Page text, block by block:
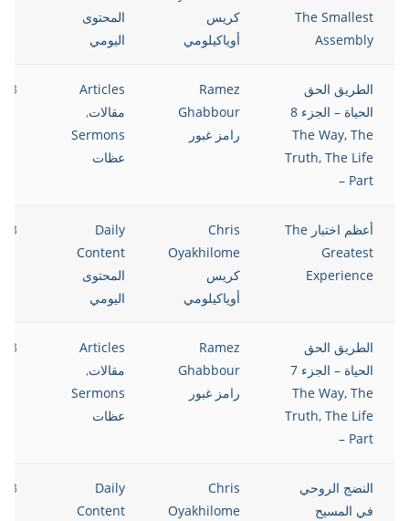
The Smallest
Assembly
كريس
أوياكيلومي
المحتوى
اليومي
الطريق الحق
الحياة – الجزء 8
The Way, The
Truth, The Life
– Part
Ramez
Ghabbour
رامز غبور
Articles
مقالات,
Sermons
عظات
أعظم اختبار The
Greatest
Experience
Chris
Oyakhilome
كريس
أوياكيلومي
Daily
Content
المحتوى
اليومي
الطريق الحق
الحياة – الجزء 7
The Way, The
Truth, The Life
– Part
Ramez
Ghabbour
رامز غبور
Articles
مقالات,
Sermons
عظات
النضج الروحي
في المسيح
Chris
Oyakhilome
Daily
Content